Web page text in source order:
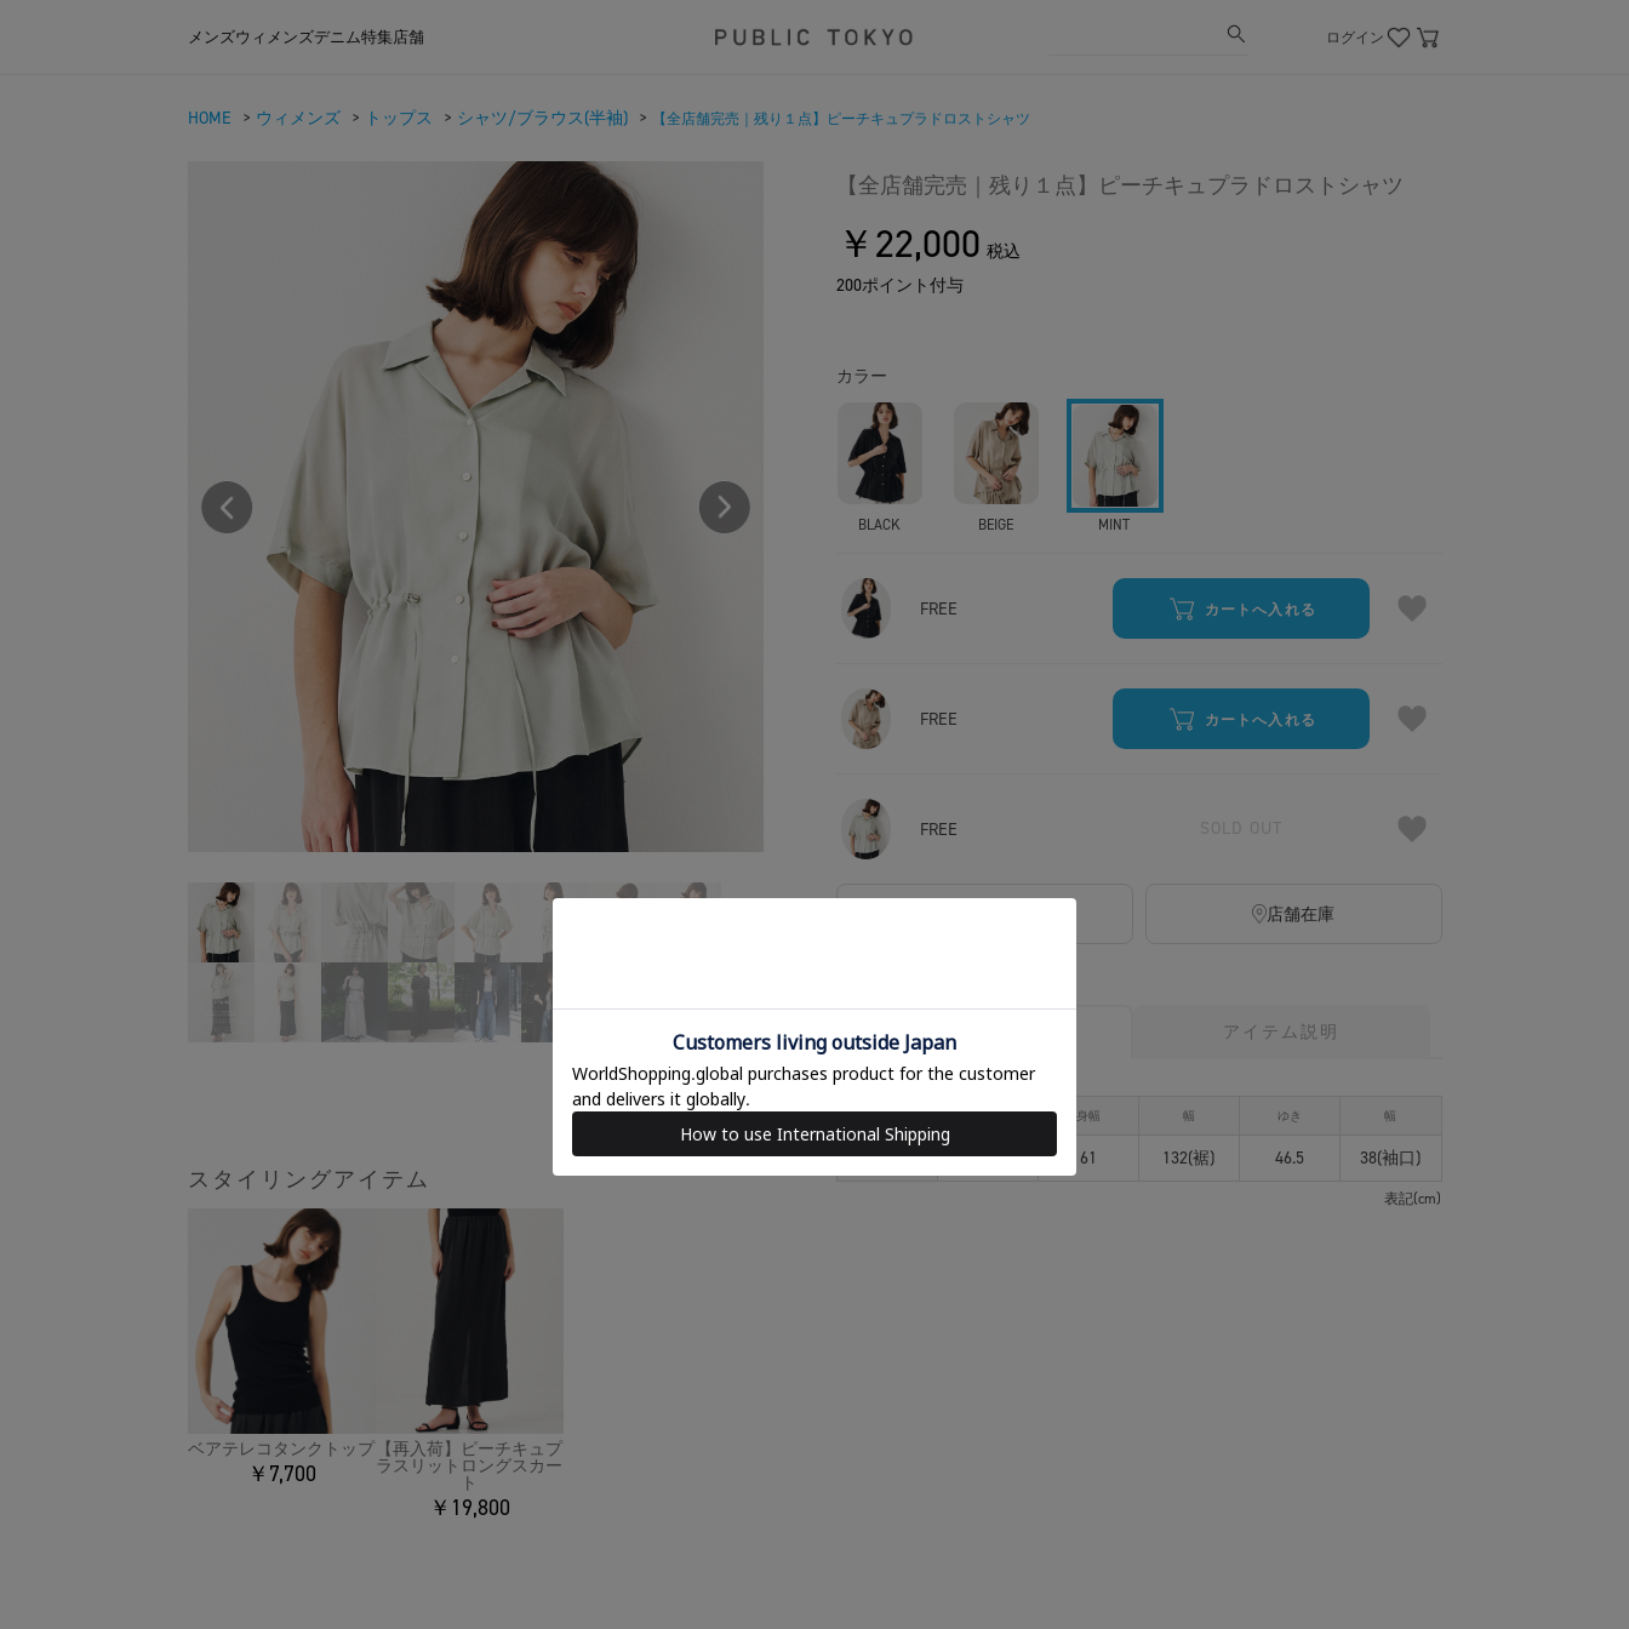
メンズウィメンズデニム特集店舗 ログイン
HOME > ウィメンズ > トップス > シャツ/ブラウス(半袖) > 【全店舗完売｜残り１点】ピーチキュプラドロストシャツ
スタイリングアイテム
ベアテレコタンクトップ
￥7,700
【再入荷】ピーチキュプ
ラスリットロングスカー
ト
￥19,800
【全店舗完売｜残り１点】ピーチキュプラドロストシャツ
￥22,000 税込
200ポイント付与
カラー
BLACK BEIGE MINT
FREE カートへ入れる
FREE カートへ入れる
FREE
店舗在庫
アイテムサイズ アイテム説明
サイズ 着丈 身幅 幅 ゆき 幅
FREE 69 61 132(裾) 46.5 38(袖口)
表記(cm)